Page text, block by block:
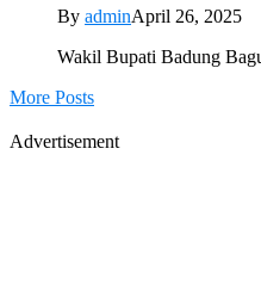
By adminApril 26, 2025
Wakil Bupati Badung
More Posts
Advertisement